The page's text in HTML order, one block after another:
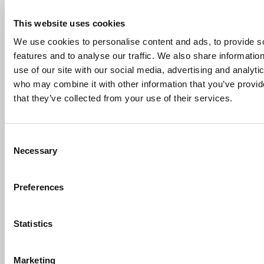
This website uses cookies
We use cookies to personalise content and ads, to provide
features and to analyse our traffic. We also share
use of our site with our social media, advertising and
who may combine it with other information that you’ve
that they’ve collected from your use of their services.
Selection
Necessary
Preferences
Statistics
Marketing
Alternative:
Corsi gratuiti
per chi non
lavora